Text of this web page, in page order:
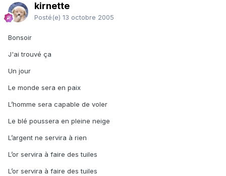
kirnette
Posté(e) 13 octobre 2005
Bonsoir
J'ai trouvé ça
Un jour
Le monde sera en paix
L’homme sera capable de voler
Le blé poussera en pleine neige
L’argent ne servira à rien
L’or servira à faire des tuiles
L’or servira à faire des tuiles